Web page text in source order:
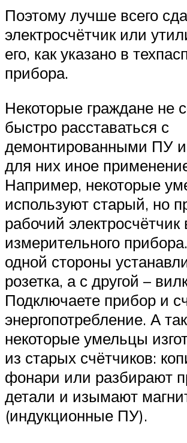
Поэтому лучше всего
электросчётчик или
его, как указано в
прибора.
Некоторые граждане не
быстро расставаться с
демонтированными ПУ и
для них иное
Например, некоторые
используют старый, но
рабочий электросчётчик
измерительного
одной стороны
розетка, а с другой –
Подключаете прибор и
энергопотребление. А
некоторые умельцы
из старых счётчиков:
фонари или разбирают
детали и изымают
(индукционные ПУ).